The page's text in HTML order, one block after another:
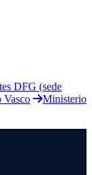
DFG (sede
Vasco
Ministerio